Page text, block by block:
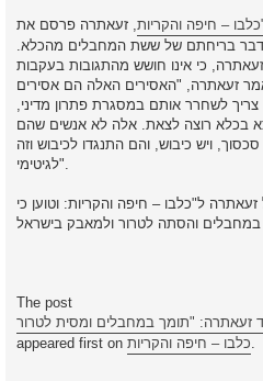
, זעאתרה פרסם את
דבר בריחתם של ששת המחבלים מהכלא.
כי אינו חושש מהתגובות בעקבות
זעאתרה, "האסירים האלה הם אסירים
צריך לשחרר אותם במסגרת פתרון מדיני,
בכלא רוצה לצאת. אלה לא אנשים שהם
ויש כיבוש, והם התנגדו לכיבוש וזה
לגיטימי".
ל"כלבו – חיפה והקריות: וטוען כי
The post
appeared first on כלבו – חיפה והקריות.